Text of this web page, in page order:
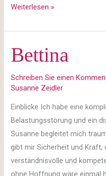
Weiterlesen »
Bettina
Schreiben Sie einen
Susanne Zeidler
Einblicke Ich habe eine
Belastungsstörung und ein
Susanne begleitet mich
gibt mir Sicherheit und Kraft,
verständnisvolle und
ohne Hoffnung wäre einmal
Bettina